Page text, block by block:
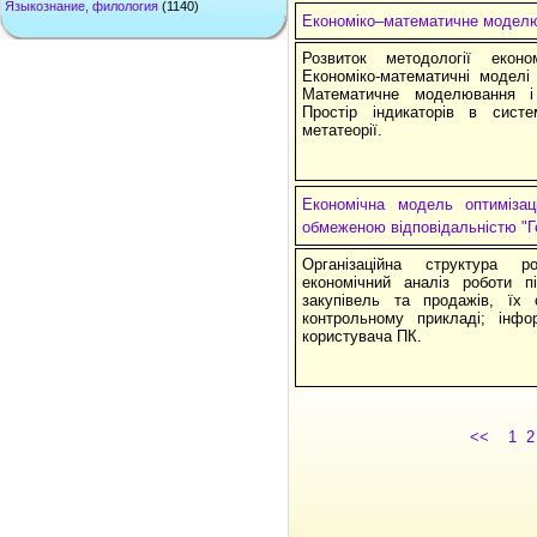
Языкознание, филология (1140)
Економіко–математичне
Розвиток методології
Економіко-математичні
Математичне моделювання і
Простір індикаторів в
метатеорії.
Економічна модель
обмеженою відповідальністю
Організаційна структура
економічний аналіз роботи
закупівель та продажів, їх
контрольному прикладі;
користувача ПК.
<< 1 2